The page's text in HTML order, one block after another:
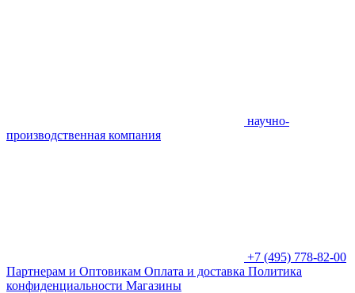
научно-
производственная компания
+7 (495) 778-82-00
Партнерам и Оптовикам Оплата и доставка Политика
конфиденциальности Магазины